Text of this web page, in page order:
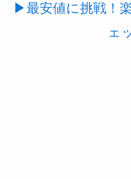
▶最安値に挑戦！
ェ